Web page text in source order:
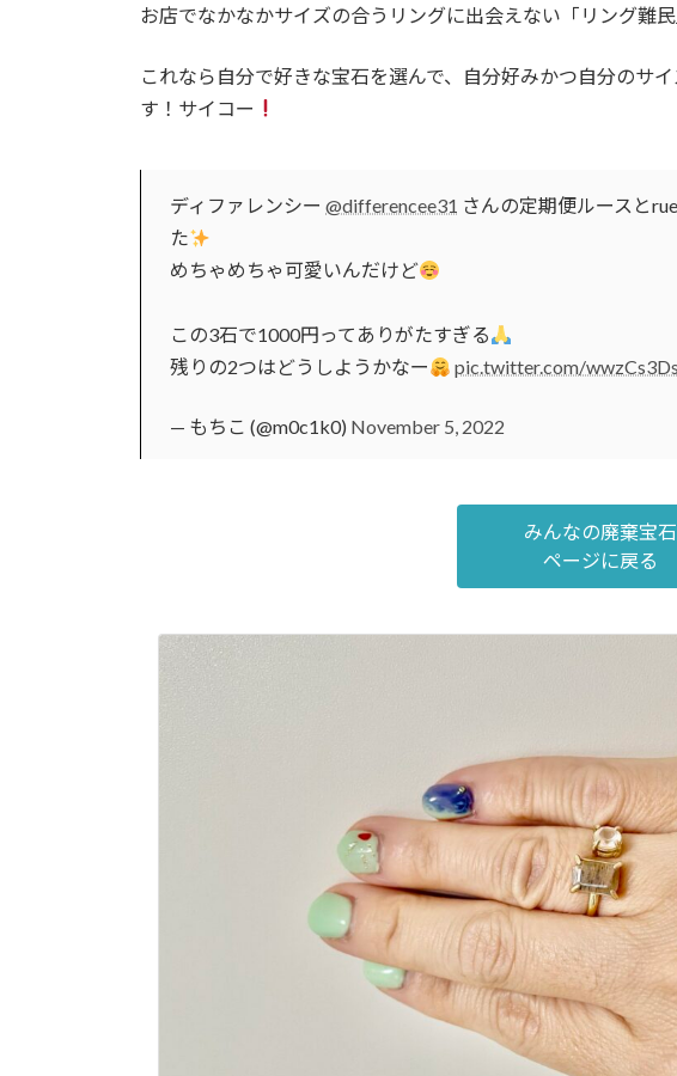
お店でなかなかサイズの合うリングに出会えない「リング難
これなら自分で好きな宝石を選んで、自分好みかつ自分のサ
す！サイコー
ディファレンシー @differencee31 さんの定期便ルースと
た
めちゃめちゃ可愛いんだけど
この3石で1000円ってありがたすぎる
残りの2つはどうしようかなー
pic.twitter.com/
— もちこ (@m0c1k0) November 5, 2022
みんなの廃棄宝石
ページに戻る